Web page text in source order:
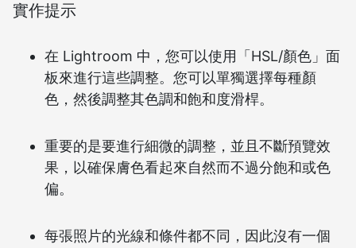
實作提示
在 Lightroom 中，您可以使用「HSL/顏色」面
板來進行這些調整。您可以單獨選擇每種顏
色，然後調整其色調和飽和度滑桿。
重要的是要進行細微的調整，並且不斷預覽效
果，以確保膚色看起來自然而不過分飽和或色
偏。
每張照片的光線和條件都不同，因此沒有一個